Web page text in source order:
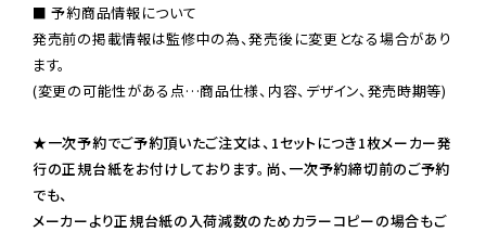
■ 予約商品情報について
発売前の掲載情報は監修中の為、発売後に変更となる場合があり
ます。
(変更の可能性がある点…商品仕様、内容、デザイン、発売時期等)
★一次予約でご予約頂いたご注文は、1セットにつき1枚メーカー発
行の正規台紙をお付けしております。尚、一次予約締切前のご予約
でも、
メーカーより正規台紙の入荷減数のためカラーコピーの場合もご